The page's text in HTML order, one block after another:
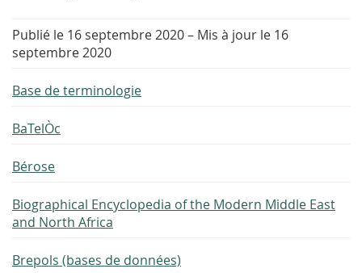
Publié le 16 septembre 2020– Mis à jour le 16
septembre 2020
Base de terminologie
BaTelÒc
Bérose
Biographical Encyclopedia of the Modern Middle East
and North Africa
Brepols (bases de données)